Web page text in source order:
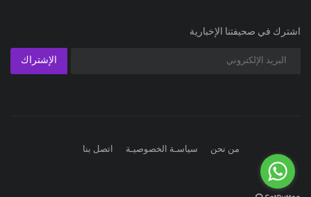
اشترك في صحيفتنا الإخبارية
الإشتراك
من نحن سياسـة الخصوصيـة اتصل بنا